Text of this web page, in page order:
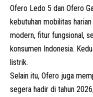
Ofero Ledo 5 dan Ofero
kebutuhan mobilitas
modern, fitur fungsional,
konsumen Indonesia.
listrik.
Selain itu, Ofero juga
segera hadir di tahun